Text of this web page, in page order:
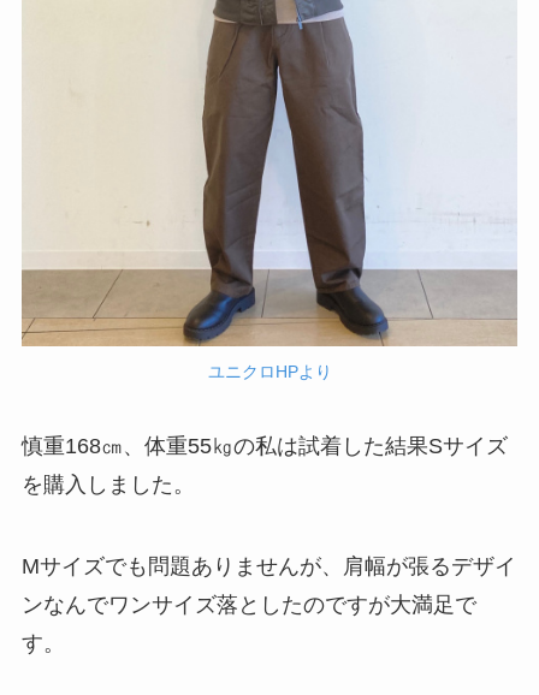
ユニクロHPより
慎重168㎝、体重55㎏の私は試着した結果Sサイズ
を購入しました。
Mサイズでも問題ありませんが、肩幅が張るデザイ
ンなんでワンサイズ落としたのですが大満足で
す。